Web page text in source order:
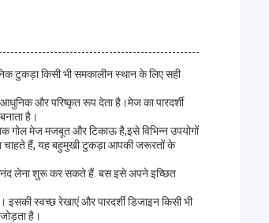
टुकड़ा किसी भी समकालीन स्थान के लिए सही
आधुनिक और परिष्कृत रूप देता है।मेज का पारदर्शी
है।
गोल मेज मजबूत और टिकाऊ है,इसे विभिन्न उपयोगों
चाहते हैं, यह बहुमुखी टुकड़ा आपकी जरूरतों के
लेना शुरू कर सकते हैं. बस इसे अपने इच्छित
स्वच्छ रेखाएं और पारदर्शी डिजाइन किसी भी
है।